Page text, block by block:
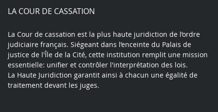
LA COUR DE CASSATION
La Cour de cassation est la plus haute juridiction de l’ordre
judiciaire français. Siégeant dans l’enceinte du Palais de
justice de l'Île de la Cité, cette institution remplit une mission
essentielle: unifier et contrôler l'interprétation des lois.
La Haute Juridiction garantit ainsi à chacun une égalité de
traitement devant les juges.